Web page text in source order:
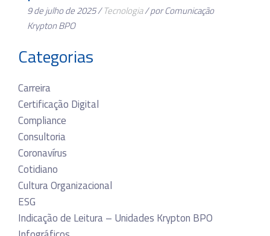
9 de julho de 2025 /Tecnologia/ por Comunicação
Krypton BPO
Categorias
Carreira
Certificação Digital
Compliance
Consultoria
Coronavírus
Cotidiano
Cultura Organizacional
ESG
Indicação de Leitura – Unidades Krypton BPO